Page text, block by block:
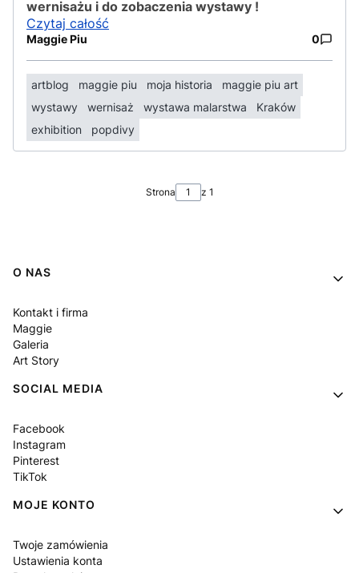
wernisażu i do zobaczenia wystawy !
Czytaj całość
Maggie Piu 0
artblog maggie piu moja historia
maggie piu art
wystawy
wernisaż wystawa malarstwa
Kraków
exhibition
popdivy
Strona z 1
Linki w stopce
O NAS
Kontakt i firma
Maggie
Galeria
Art Story
SOCIAL MEDIA
Facebook
Instagram
Pinterest
TikTok
MOJE KONTO
Twoje zamówienia
Ustawienia konta